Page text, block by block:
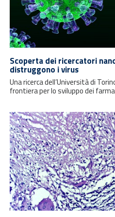
Scoperta dei ricercatori
distruggono i virus
Una ricerca dell’Università di
frontiera per lo sviluppo dei